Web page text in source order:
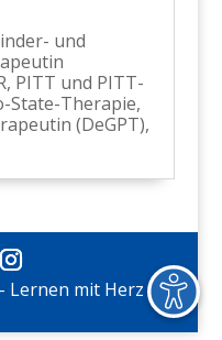
und
PITT und PITT-
State-Therapie,
(DeGPT),
Lernen mit Herz